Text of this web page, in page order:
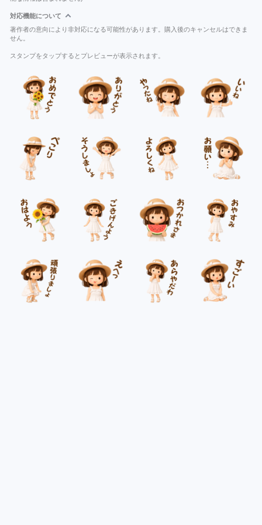
対応機能について
著作者の意向により非対応になる可能性があります。購入後のキャンセルはできま
せん。
スタンプをタップするとプレビューが表示されます。